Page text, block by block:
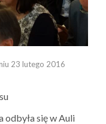
23 lutego 2016
odbyła się w Auli